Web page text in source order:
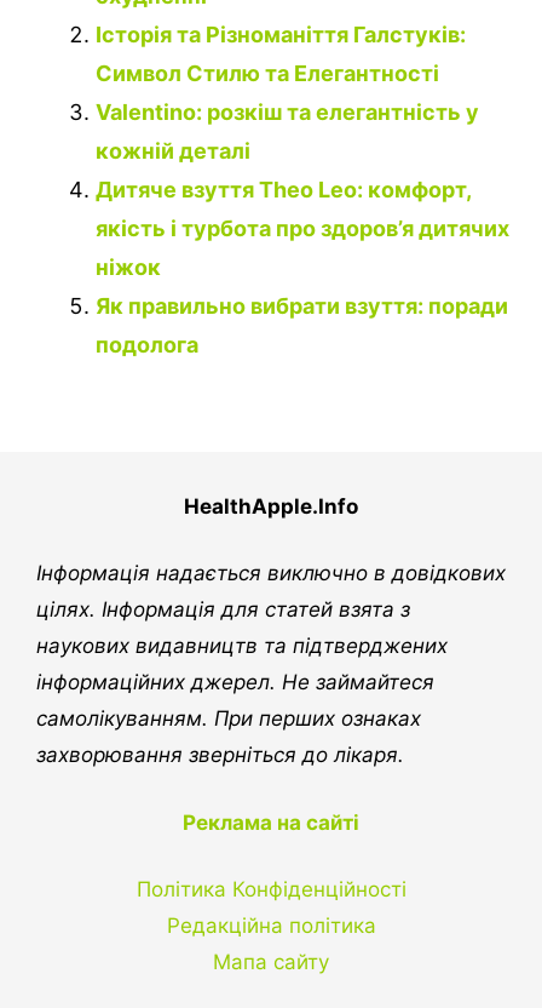
Історія та Різноманіття Галстуків:
Символ Стилю та Елегантності
Valentino: розкіш та елегантність у
кожній деталі
Дитяче взуття Theo Leo: комфорт,
якість і турбота про здоров’я дитячих
ніжок
Як правильно вибрати взуття: поради
подолога
HealthApple.Info
Інформація надається виключно в довідкових
цілях. Інформація для статей взята з
наукових видавництв та підтверджених
інформаційних джерел. Не займайтеся
самолікуванням. При перших ознаках
захворювання зверніться до лікаря.
Реклама на сайті
Політика Конфіденційності
Редакційна політика
Мапа сайту